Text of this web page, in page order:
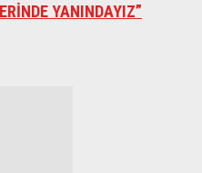
YANINDAYIZ”